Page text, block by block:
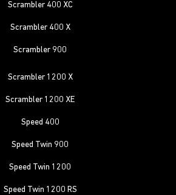
Scrambler 400 XC
Scrambler 400 X
Scrambler 900
Scrambler 1200 X
Scrambler 1200 XE
Speed 400
Speed Twin 900
Speed Twin 1200
Speed Twin 1200 RS